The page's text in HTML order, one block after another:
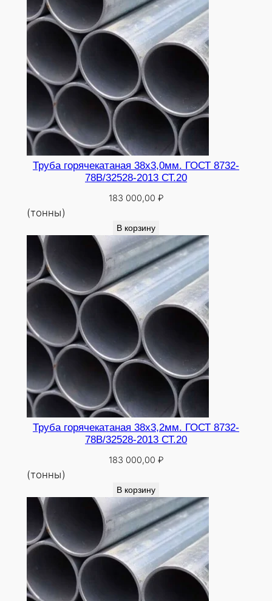
Труба горячекатаная 38х3,0мм. ГОСТ 8732-
78В/32528-2013 СТ.20
183 000,00 ₽
(тонны)
В корзину
Труба горячекатаная 38х3,2мм. ГОСТ 8732-
78В/32528-2013 СТ.20
183 000,00 ₽
(тонны)
В корзину